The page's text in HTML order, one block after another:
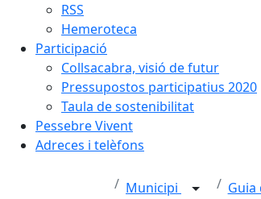
RSS
Hemeroteca
Participació
Collsacabra, visió de futur
Pressupostos participatius 2020
Taula de sostenibilitat
Pessebre Vivent
Adreces i telèfons
Municipi Guia